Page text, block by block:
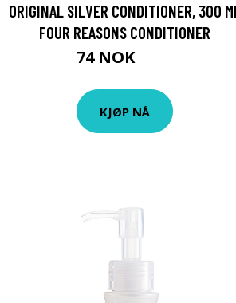
ORIGINAL SILVER CONDITIONER, 300
FOUR REASONS CONDITIONER
74 NOK
KJØP NÅ